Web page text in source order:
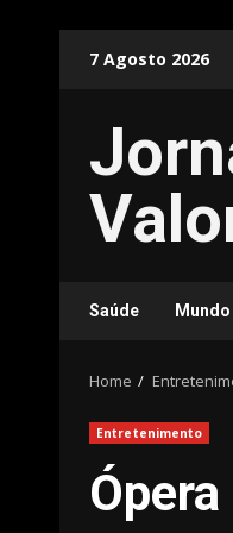
7 Agosto 2026
Saúde Mundo
Home
Entretenimento